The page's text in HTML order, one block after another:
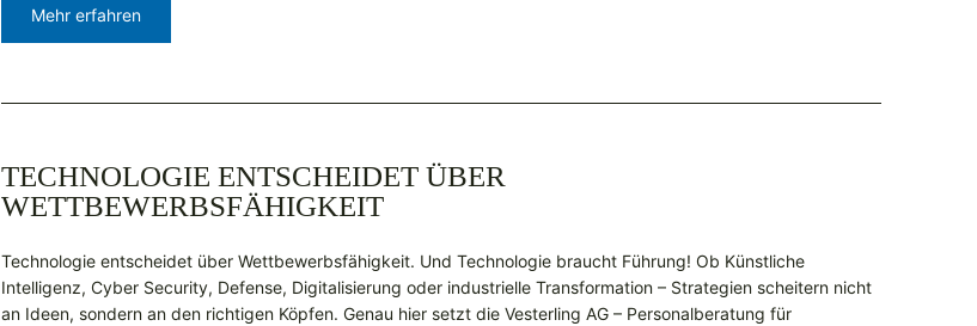
Mehr erfahren
TECHNOLOGIE ENTSCHEIDET ÜBER
WETTBEWERBSFÄHIGKEIT
Technologie entscheidet über Wettbewerbsfähigkeit. Und Technologie braucht Führung! Ob Künstliche
Intelligenz, Cyber Security, Defense, Digitalisierung oder industrielle Transformation – Strategien scheitern nicht
an Ideen, sondern an den richtigen Köpfen. Genau hier setzt die Vesterling AG – Personalberatung für